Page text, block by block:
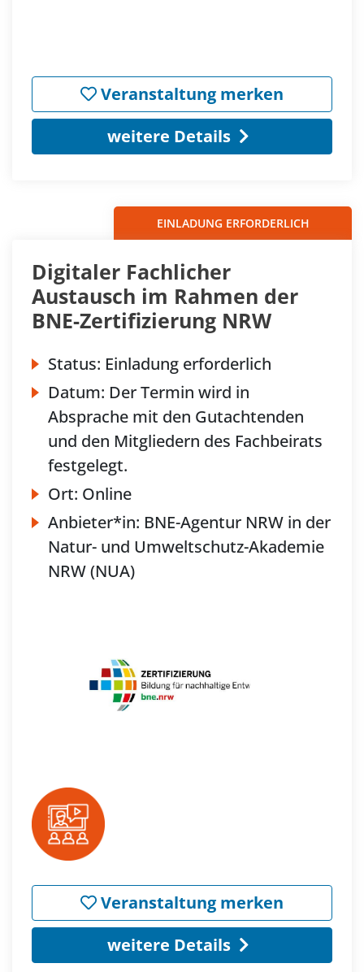
Veranstaltung merken
weitere Details
EINLADUNG ERFORDERLICH
Digitaler Fachlicher
Austausch im Rahmen der
BNE-Zertifizierung NRW
Status: Einladung erforderlich
Datum: Der Termin wird in
Absprache mit den Gutachtenden
und den Mitgliedern des Fachbeirats
festgelegt.
Ort: Online
Anbieter*in: BNE-Agentur NRW in der
Natur- und Umweltschutz-Akademie
NRW (NUA)
Veranstaltung merken
weitere Details